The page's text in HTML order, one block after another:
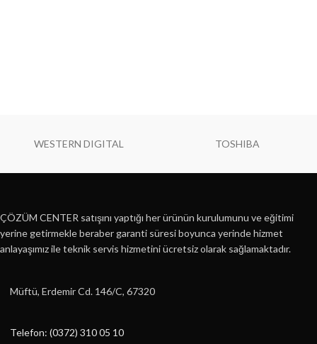
WESTERN DIGITAL TOSHIBA
ÇÖZÜM CENTER satışını yaptığı her ürünün kurulumunu ve eğitimi
yerine getirmekle beraber garanti süresi boyunca yerinde hizmet
anlayaşımız ile teknik servis hizmetini ücretsiz olarak sağlamaktadır.
Müftü, Erdemir Cd. 146/C, 67320
Telefon: (0372) 310 05 10